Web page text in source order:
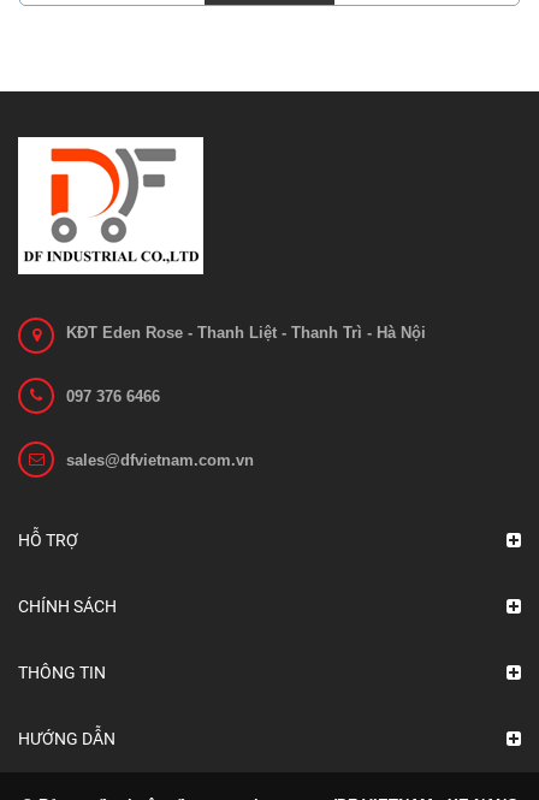
KĐT Eden Rose - Thanh Liệt - Thanh Trì - Hà Nội
097 376 6466
sales@dfvietnam.com.vn
HỖ TRỢ
CHÍNH SÁCH
THÔNG TIN
HƯỚNG DẪN